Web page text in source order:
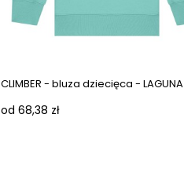
CLIMBER - bluza dziecięca - LAGUNA
od 68,38 zł